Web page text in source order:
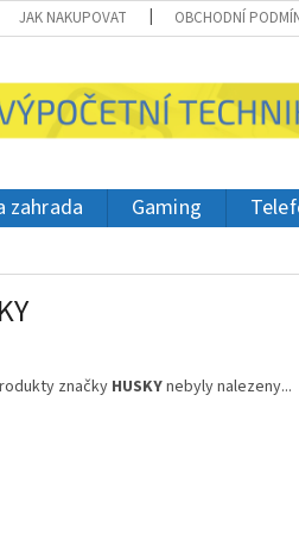
JAK NAKUPOVAT OBCHODNÍ
zahrada Gaming
značky HUSKYnebyly nalezeny...